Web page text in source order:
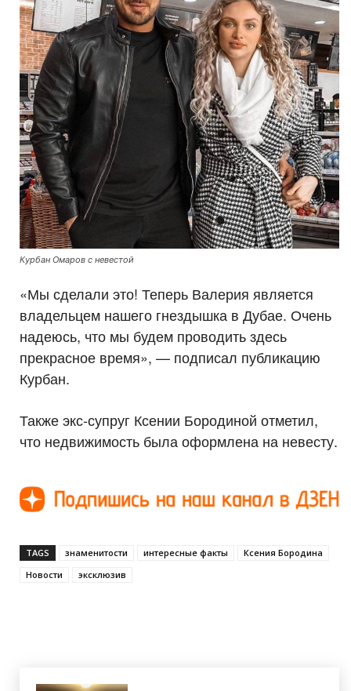
Курбан Омаров с невестой
«Мы сделали это! Теперь Валерия является
владельцем нашего гнездышка в Дубае. Очень
надеюсь, что мы будем проводить здесь
прекрасное время», — подписал публикацию
Курбан.
Также экс-супруг Ксении Бородиной отметил,
что недвижимость была оформлена на невесту.
TAGS знаменитости интересные факты
Ксения Бородина
Новости
эксклюзив